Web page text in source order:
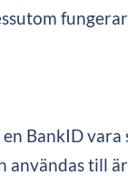
en BankID
användas till